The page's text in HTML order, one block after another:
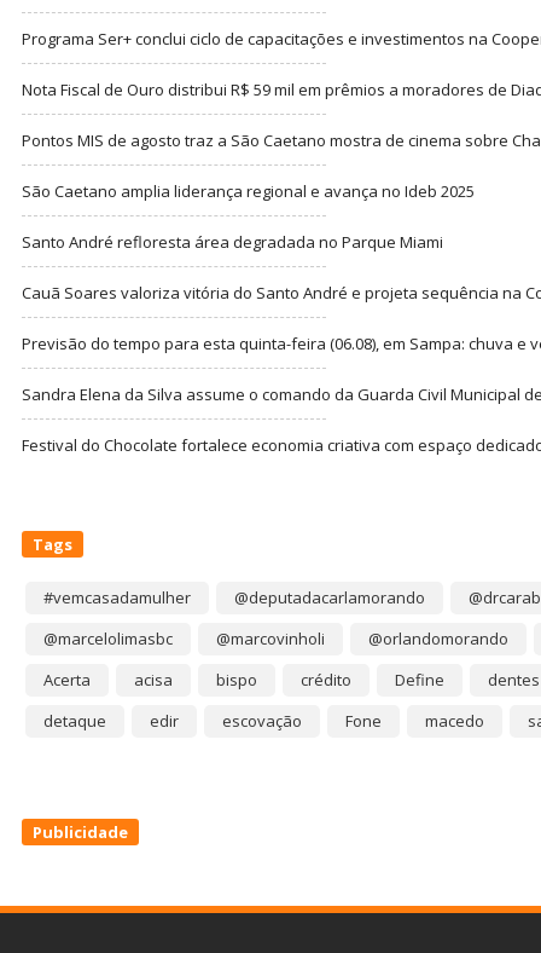
Programa Ser+ conclui ciclo de capacitações e investimentos na
Nota Fiscal de Ouro distribui R$ 59 mil em prêmios a moradores de
Pontos MIS de agosto traz a São Caetano mostra de cinema sobre
São Caetano amplia liderança regional e avança no Ideb 2025
Santo André refloresta área degradada no Parque Miami
Cauã Soares valoriza vitória do Santo André e projeta sequência na
Previsão do tempo para esta quinta-feira (06.08), em Sampa: chuva e
Sandra Elena da Silva assume o comando da Guarda Civil Municipal
Festival do Chocolate fortalece economia criativa com espaço
Tags
#vemcasadamulher @deputadacarlamorando
@marcelolimasbc
@marcovinholi
@orlandomorando
Acerta
acisa bispo crédito Define
dentes
detaque
edir escovação Fone macedo
Publicidade